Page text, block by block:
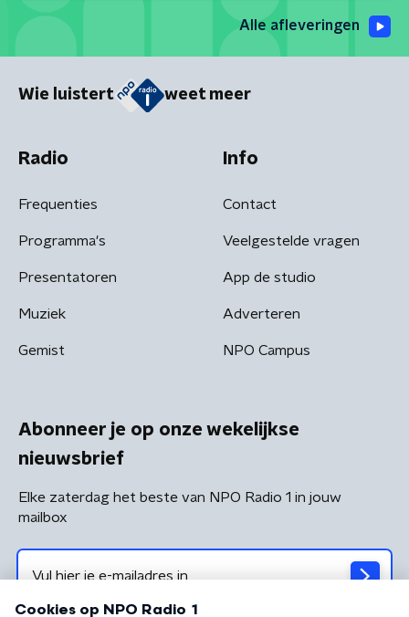
Alle afleveringen
Wie luistert weet meer
Radio
Frequenties
Programma's
Presentatoren
Muziek
Gemist
Info
Contact
Veelgestelde vragen
App de studio
Adverteren
NPO Campus
Abonneer je op onze wekelijkse
nieuwsbrief
Elke zaterdag het beste van NPO Radio 1 in jouw
mailbox